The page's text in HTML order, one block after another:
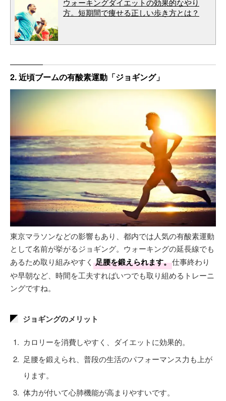
ウォーキングダイエットの効果的なやり
方。短期間で痩せる正しい歩き方とは？
2. 近頃ブームの有酸素運動「ジョギング」
東京マラソンなどの影響もあり、都内では人気の有酸素運動
として名前が挙がるジョギング。ウォーキングの延長線でも
あるため取り組みやすく 足腰を鍛えられます。仕事終わり
や早朝など、時間を工夫すればいつでも取り組めるトレーニ
ングですね。
ジョギングのメリット
カロリーを消費しやすく、ダイエットに効果的。
足腰を鍛えられ、普段の生活のパフォーマンス力も上が
ります。
体力が付いて心肺機能が高まりやすいです。